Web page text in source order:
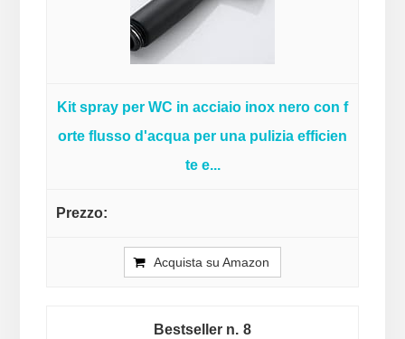
Kit spray per WC in acciaio inox nero con f
orte flusso d'acqua per una pulizia efficien
te e...
Acquista su Amazon
8